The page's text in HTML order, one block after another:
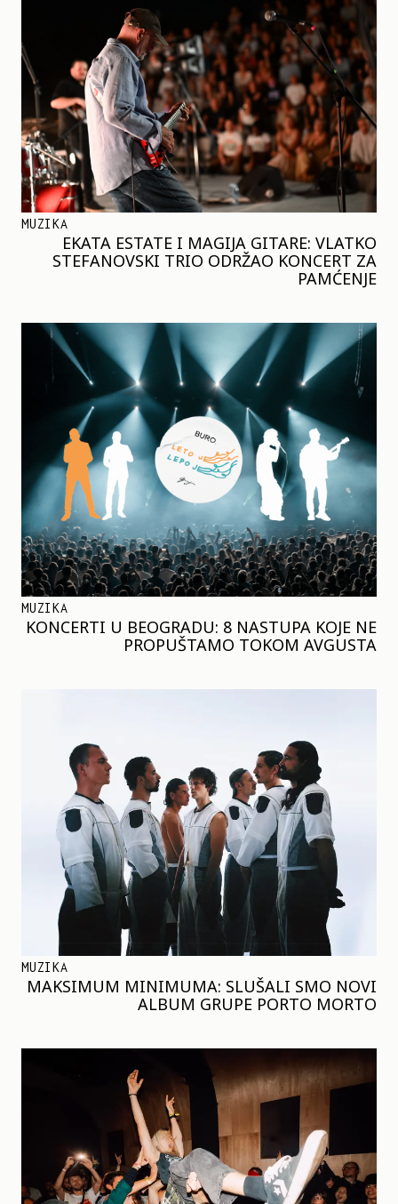
MUZIKA
EKATA ESTATE I MAGIJA GITARE: VLATKO
STEFANOVSKI TRIO ODRŽAO KONCERT ZA
PAMĆENJE
MUZIKA
KONCERTI U BEOGRADU: 8 NASTUPA KOJE NE
PROPUŠTAMO TOKOM AVGUSTA
MUZIKA
MAKSIMUM MINIMUMA: SLUŠALI SMO NOVI
ALBUM GRUPE PORTO MORTO